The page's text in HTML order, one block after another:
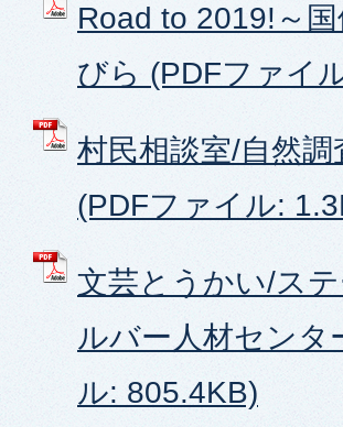
Road to 2019!～
びら (PDFファイ
村民相談室/自然
(PDFファイル:
文芸とうかい/ス
ルバー人材センタ
ル: 805.4KB)